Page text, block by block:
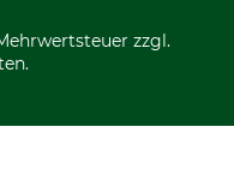
zzgl.